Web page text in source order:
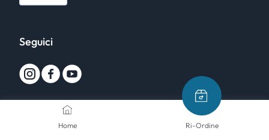
Home Ri-Ordine
Seguici